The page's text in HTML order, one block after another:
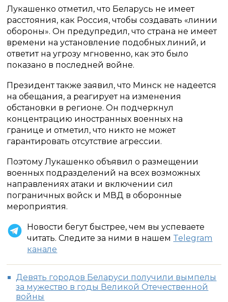
Лукашенко отметил, что Беларусь не имеет
расстояния, как Россия, чтобы создавать «линии
обороны». Он предупредил, что страна не имеет
времени на установление подобных линий, и
ответит на угрозу мгновенно, как это было
показано в последней войне.
Президент также заявил, что Минск не надеется
на обещания, а реагирует на изменения
обстановки в регионе. Он подчеркнул
концентрацию иностранных военных на
границе и отметил, что никто не может
гарантировать отсутствие агрессии.
Поэтому Лукашенко объявил о размещении
военных подразделений на всех возможных
направлениях атаки и включении сил
пограничных войск и МВД в оборонные
мероприятия.
Новости бегут быстрее, чем вы успеваете
читать. Следите за ними в нашем Telegram
канале
Девять городов Беларуси получили вымпелы
за мужество в годы Великой Отечественной
войны